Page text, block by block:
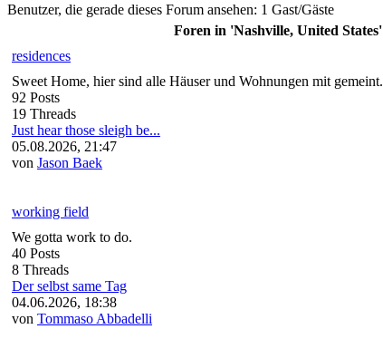
Benutzer, die gerade dieses Forum ansehen: 1 Gast/Gäste
Foren in 'Nashville, United States'
residences
Sweet Home, hier sind alle Häuser und Wohnungen mit gemeint.
92 Posts
19 Threads
Just hear those sleigh be...
05.08.2026, 21:47
von Jason Baek
working field
We gotta work to do.
40 Posts
8 Threads
Der selbst same Tag
04.06.2026, 18:38
von Tommaso Abbadelli